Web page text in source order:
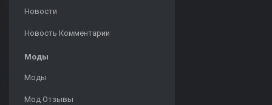
Новости
Новость Комментарии
Моды
Моды
Мод Отзывы